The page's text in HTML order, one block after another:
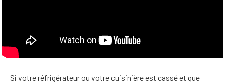
Si votre réfrigérateur ou votre cuisinière est cassé et que